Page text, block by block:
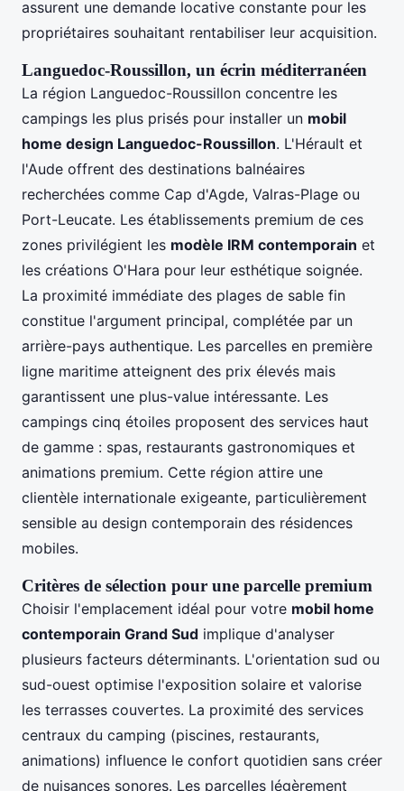
assurent une demande locative constante pour les
propriétaires souhaitant rentabiliser leur acquisition.
Languedoc-Roussillon, un écrin méditerranéen
La région Languedoc-Roussillon concentre les
campings les plus prisés pour installer un mobil
home design Languedoc-Roussillon. L'Hérault et
l'Aude offrent des destinations balnéaires
recherchées comme Cap d'Agde, Valras-Plage ou
Port-Leucate. Les établissements premium de ces
zones privilégient les modèle IRM contemporain et
les créations O'Hara pour leur esthétique soignée.
La proximité immédiate des plages de sable fin
constitue l'argument principal, complétée par un
arrière-pays authentique. Les parcelles en première
ligne maritime atteignent des prix élevés mais
garantissent une plus-value intéressante. Les
campings cinq étoiles proposent des services haut
de gamme : spas, restaurants gastronomiques et
animations premium. Cette région attire une
clientèle internationale exigeante, particulièrement
sensible au design contemporain des résidences
mobiles.
Critères de sélection pour une parcelle premium
Choisir l'emplacement idéal pour votre mobil home
contemporain Grand Sud implique d'analyser
plusieurs facteurs déterminants. L'orientation sud ou
sud-ouest optimise l'exposition solaire et valorise
les terrasses couvertes. La proximité des services
centraux du camping (piscines, restaurants,
animations) influence le confort quotidien sans créer
de nuisances sonores. Les parcelles légèrement